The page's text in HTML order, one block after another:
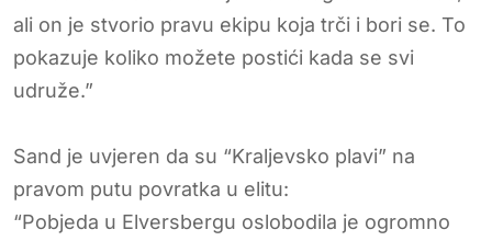
ali on je stvorio pravu ekipu koja trči i bori se. To
pokazuje koliko možete postići kada se svi
udruže.”
Sand je uvjeren da su “Kraljevsko plavi” na
pravom putu povratka u elitu:
“Pobjeda u Elversbergu oslobodila je ogromno